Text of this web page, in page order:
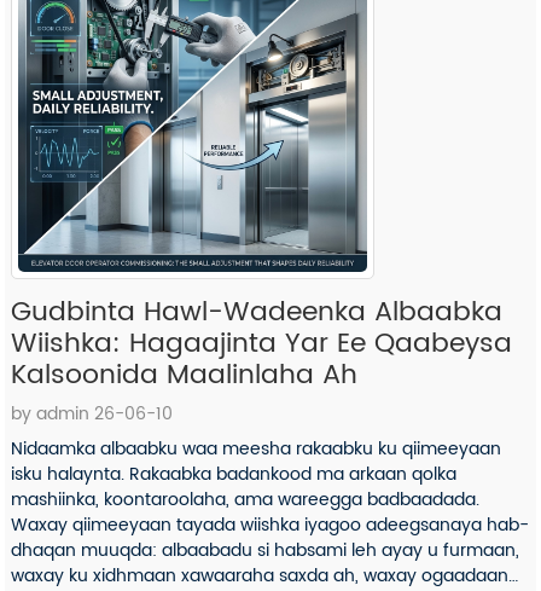
Gudbinta Hawl-Wadeenka Albaabka
Wiishka: Hagaajinta Yar Ee Qaabeysa
Kalsoonida Maalinlaha Ah
by admin 26-06-10
Nidaamka albaabku waa meesha rakaabku ku qiimeeyaan
isku halaynta. Rakaabka badankood ma arkaan qolka
mashiinka, koontaroolaha, ama wareegga badbaadada.
Waxay qiimeeyaan tayada wiishka iyagoo adeegsanaya hab-
dhaqan muuqda: albaabadu si habsami leh ayay u furmaan,
waxay ku xidhmaan xawaaraha saxda ah, waxay ogaadaan